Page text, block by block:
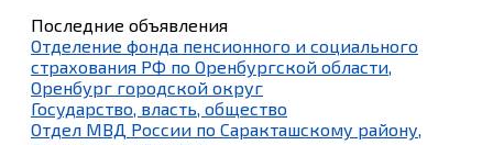
Последние объявления
Отделение фонда пенсионного и социального
страхования РФ по Оренбургской области,
Оренбург городской округ
Государство, власть, общество
Отдел МВД России по Саракташскому району,